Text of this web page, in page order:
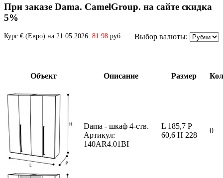
При заказе Dama. CamelGroup. на сайте скидка
5%
Выбор валюты:
Курс € (Евро) на 21.05.2026: 81.98 руб.
Объект Описание Размер
Dama - шкаф 4-ств.
Артикул:
140AR4.01BI
L 185,7 P
60,6 H 228
0